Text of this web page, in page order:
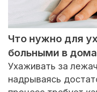
Что нужно для
больными в
Ухаживать за
надрываясь